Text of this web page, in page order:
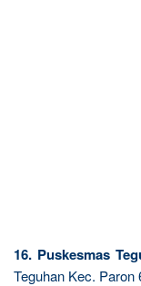
16. Puskesmas
Teguhan Kec.